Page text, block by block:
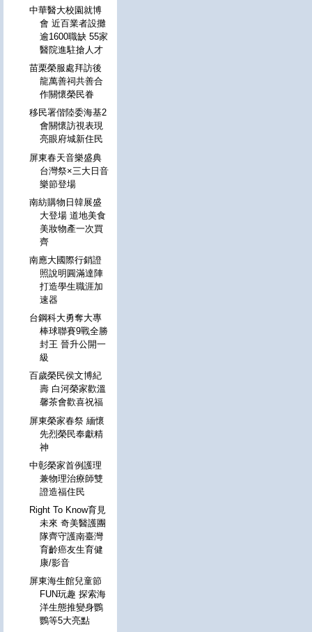
中華醫大校園就博
會 近百業者設攤
逾1600職缺 55家
醫院進駐搶人才
苗栗榮服處拜訪後
龍萬善祠共善合
作關懷榮民眷
移民署偕陸委海基2
會關懷訪視表現
亮眼府城新住民
屏東春天音樂盛典
台灣祭×三大日音
樂節登場
南紡購物日韓展盛
大登場 道地美食
美妝物產一次買
齊
南應大國際行銷證
照說明圓滿達陣
打造學生職涯加
速器
台鋼科大勇奪大專
棒球聯賽9戰全勝
封王 晉升公開一
級
百歲榮民侯文博紀
壽 白河榮家歡溫
馨茶會歡喜祝福
屏東榮家春祭 緬懷
先烈榮民奉獻精
神
中彰榮家首例護理
兼物理治療師雙
證造福住民
Right To Know育見
未來 奇美醫護團
隊齊守護南臺灣
育齡癌友生育健
康/影音
屏東海生館兒童節
FUN玩趣 探索海
洋生態推變身鸚
鸚等5大亮點